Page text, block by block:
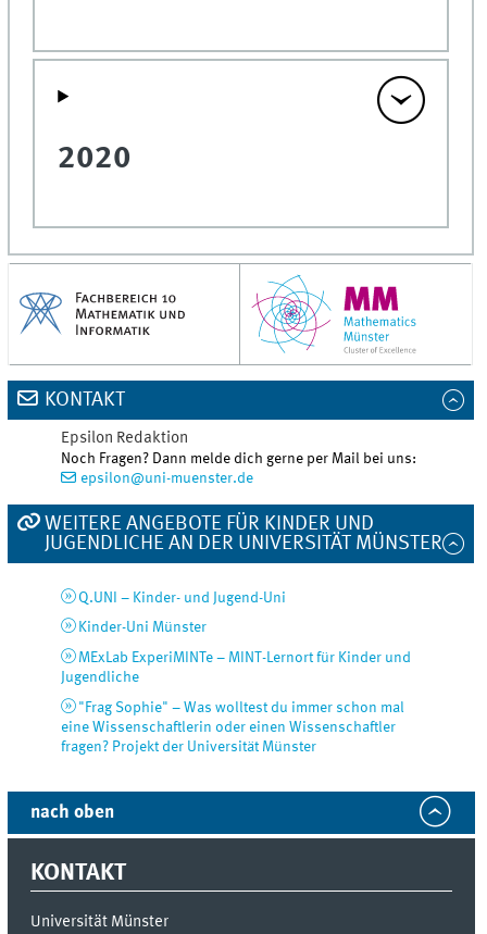
2020
KONTAKT
Epsilon Redaktion
Noch Fragen? Dann melde dich gerne per Mail bei uns:
epsilon@uni-muenster.de
WEITERE ANGEBOTE FÜR KINDER UND
JUGENDLICHE AN DER UNIVERSITÄT MÜNSTER
Q.UNI – Kinder- und Jugend-Uni
Kinder-Uni Münster
MExLab ExperiMINTe – MINT-Lernort für Kinder und
Jugendliche
"Frag Sophie" – Was wolltest du immer schon mal
eine Wissenschaftlerin oder einen Wissenschaftler
fragen? Projekt der Universität Münster
nach oben
KONTAKT
Universität Münster